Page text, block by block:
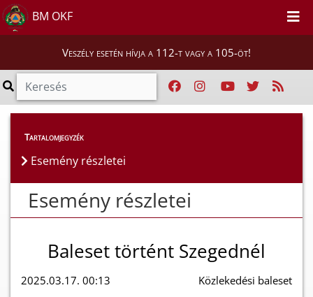
BM OKF
Veszély esetén hívja a 112-t vagy a 105-öt!
Esemény részletei
Tartalomjegyzék
Esemény részletei
Esemény részletei
Baleset történt Szegednél
2025.03.17. 00:13 Közlekedési baleset